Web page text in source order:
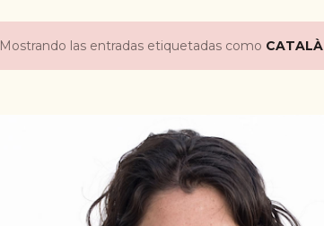
Mostrando las entradas etiquetadas como CATALÀ